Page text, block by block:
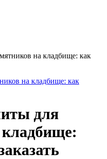
на кладбище: как
для